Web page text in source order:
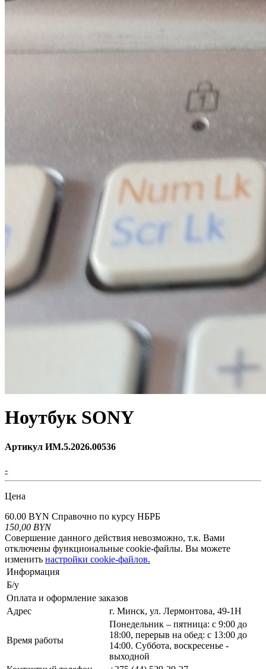
Ноутбук SONY
Артикул ИМ.5.2026.00536
-
Цена
60.00 BYN Справочно по курсу НБРБ
150,00 BYN
Совершение данного действия невозможно, т.к. Вами
отключены функциональные cookie-файлы. Вы можете
изменить настройки cookie-файлов.
Информация
Б/у
Оплата и оформление заказов
Адрес
г. Минск, ул. Лермонтова, 49-1Н
Время работы
Понедельник – пятница: с 9:00 до
18:00, перерыв на обед: с 13:00 до
14:00. Суббота, воскресенье -
выходной